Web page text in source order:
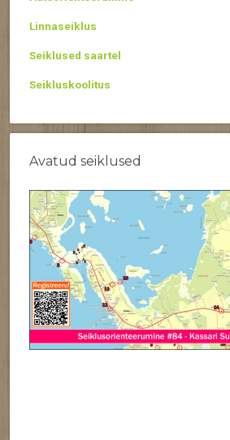
Linnaseiklus
Seiklused saartel
Seikluskoolitus
Avatud seiklused